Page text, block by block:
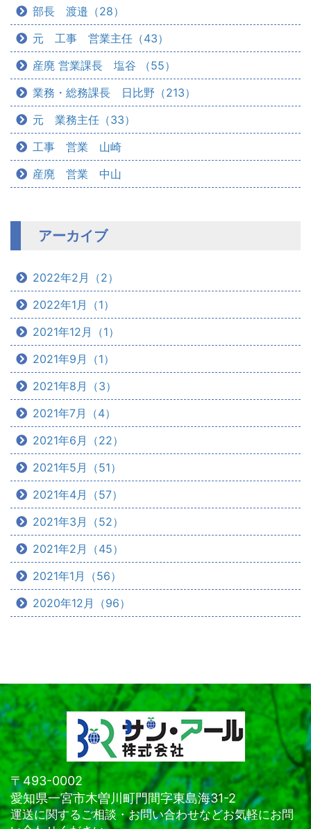
部長 渡邉（28）
元 工事 営業主任（43）
産廃 営業課長 塩谷 （55）
業務・総務課長 日比野（213）
元 業務主任（33）
工事 営業 山崎
産廃 営業 中山
アーカイブ
2022年2月（2）
2022年1月（1）
2021年12月（1）
2021年9月（1）
2021年8月（3）
2021年7月（4）
2021年6月（22）
2021年5月（51）
2021年4月（57）
2021年3月（52）
2021年2月（45）
2021年1月（56）
2020年12月（96）
〒493-0002
愛知県一宮市木曽川町門間字東島海31-2
運送に関するご相談・お問い合わせなどお気軽にお問